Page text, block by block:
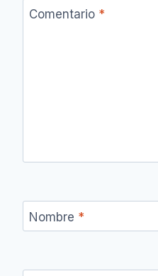
Comentario *
Nombre *